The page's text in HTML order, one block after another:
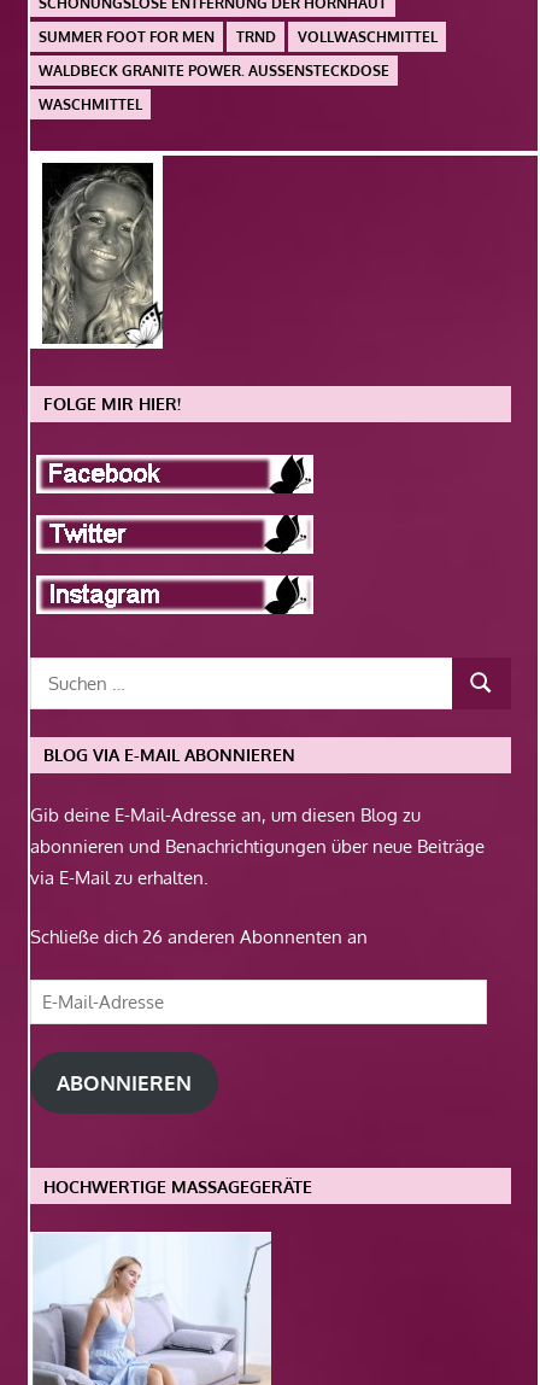
SUMMER FOOT FOR MEN
TRND
VOLLWASCHMITTEL
WALDBECK GRANITE POWER. AUSSENSTECKDOSE
WASCHMITTEL
FOLGE MIR HIER!
BLOG VIA E-MAIL ABONNIEREN
Gib deine E-Mail-Adresse an, um diesen Blog zu
abonnieren und Benachrichtigungen über neue Beiträge
via E-Mail zu erhalten.
Schließe dich 26 anderen Abonnenten an
E-
Mail-
Adresse
ABONNIEREN
HOCHWERTIGE MASSAGEGERÄTE